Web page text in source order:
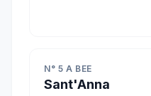
N° 5 A BEE
Sant'Anna